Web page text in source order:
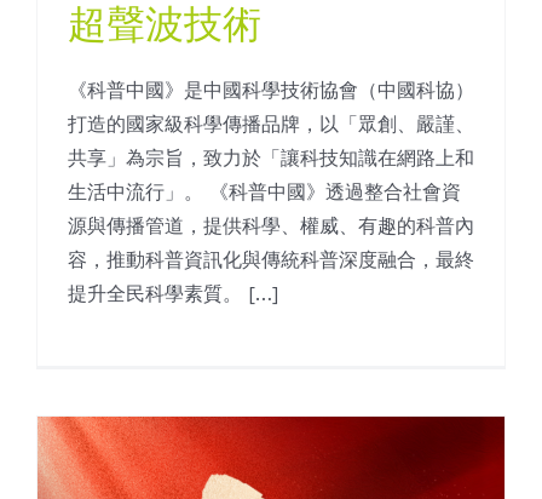
超聲波技術
《科普中國》是中國科學技術協會（中國科協）
打造的國家級科學傳播品牌，以「眾創、嚴謹、
共享」為宗旨，致力於「讓科技知識在網路上和
生活中流行」。 《科普中國》透過整合社會資
源與傳播管道，提供科學、權威、有趣的科普內
容，推動科普資訊化與傳統科普深度融合，最終
提升全民科學素質。 […]